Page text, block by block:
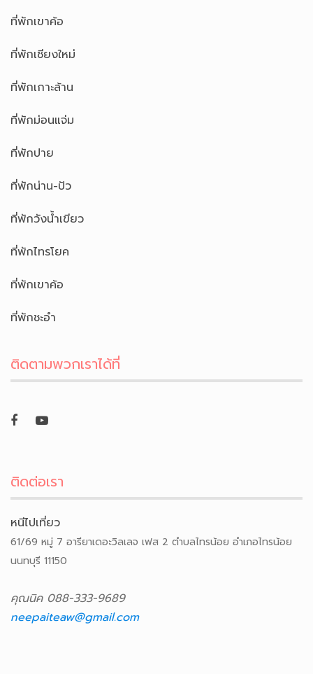
ที่พักเขาค้อ
ที่พักเชียงใหม่
ที่พักเกาะล้าน
ที่พักม่อนแจ่ม
ที่พักปาย
ที่พักน่าน-ปัว
ที่พักวังน้ำเขียว
ที่พักไทรโยค
ที่พักเขาค้อ
ที่พักชะอำ
ติดตามพวกเราได้ที่
ติดต่อเรา
หนีไปเที่ยว
61/69 หมู่ 7 อารียาเดอะวิลเลจ เฟส 2 ตำบลไทรน้อย อำเภอไทรน้อย
นนทบุรี 11150
คุณนิค 088-333-9689
neepaiteaw@gmail.com